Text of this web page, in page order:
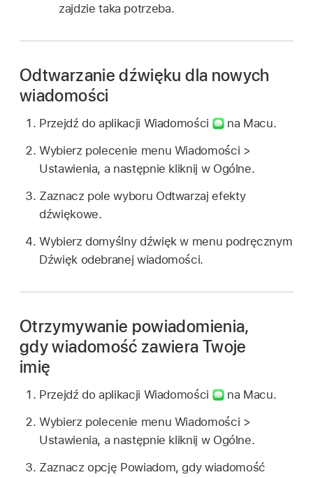
zajdzie taka potrzeba.
Odtwarzanie dźwięku dla nowych
wiadomości
Przejdź do aplikacji Wiadomości
na Macu.
Wybierz polecenie menu Wiadomości >
Ustawienia, a następnie kliknij w Ogólne.
Zaznacz pole wyboru Odtwarzaj efekty
dźwiękowe.
Wybierz domyślny dźwięk w menu podręcznym
Dźwięk odebranej wiadomości.
Otrzymywanie powiadomienia,
gdy wiadomość zawiera Twoje
imię
Przejdź do aplikacji Wiadomości
na Macu.
Wybierz polecenie menu Wiadomości >
Ustawienia, a następnie kliknij w Ogólne.
Zaznacz opcję Powiadom, gdy wiadomość